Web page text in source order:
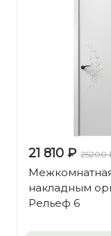
21 810 ₽ 25200
накладным
Рельеф 6